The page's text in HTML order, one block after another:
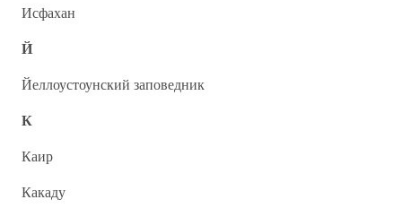
Исфахан
Й
Йеллоустоунский заповедник
К
Каир
Какаду